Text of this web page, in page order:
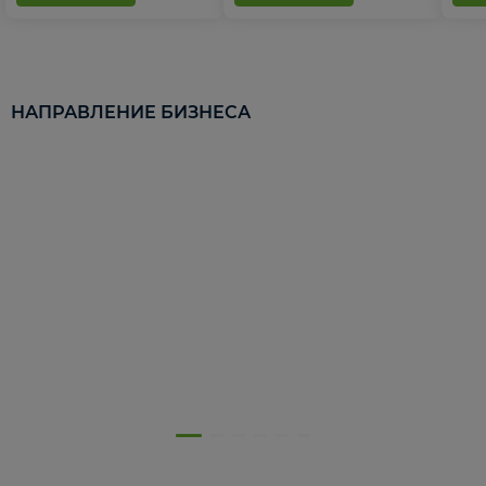
НАПРАВЛЕНИЕ БИЗНЕСА